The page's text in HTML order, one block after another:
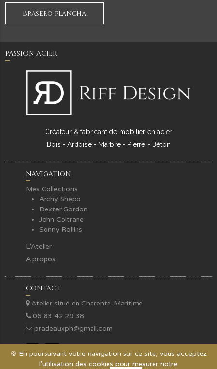
Brasero plancha
PASSION ACIER
Créateur & fabricant de mobilier en acier
Bois - Ardoise - Marbre - Pierre - Béton
NAVIGATION
Mes Collections
Archy Shepp
Dexter Gordon
John Coltrane
Sonny Rollins
L'Atelier
A propos
CONTACT
Atelier situé en Charente-Maritime
06 83 42 29 38
pradeauxph@gmail.com
🍪 En poursuivant votre navigation sur ce site, vous acceptez
l'utilisation des cookies pour mesurer notre